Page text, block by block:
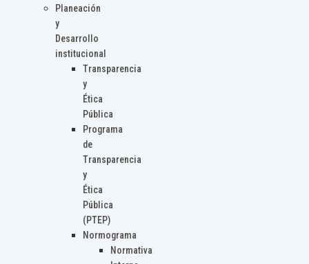
Planeación
y
Desarrollo
institucional
Transparencia
y
Ética
Pública
Programa
de
Transparencia
y
Ética
Pública
(PTEP)
Normograma
Normativa